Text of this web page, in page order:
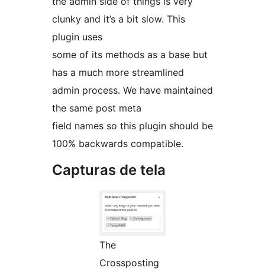
clunky and it’s a bit slow. This
plugin uses
some of its methods as a base but
has a much more streamlined
admin process. We have maintained
the same post meta
field names so this plugin should be
100% backwards compatible.
Capturas de tela
The
Crossposting